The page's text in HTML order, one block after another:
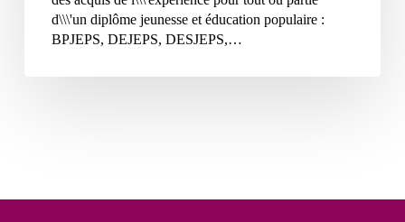
d\\\'un diplôme jeunesse et éducation populaire :
BPJEPS, DEJEPS, DESJEPS,…